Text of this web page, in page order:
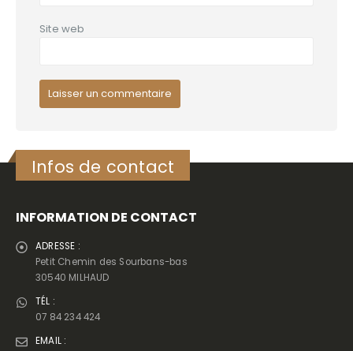
Site web
Infos de contact
INFORMATION DE CONTACT
ADRESSE :
Petit Chemin des Sourbans-bas
30540 MILHAUD
TÉL :
07 84 234 424
EMAIL :